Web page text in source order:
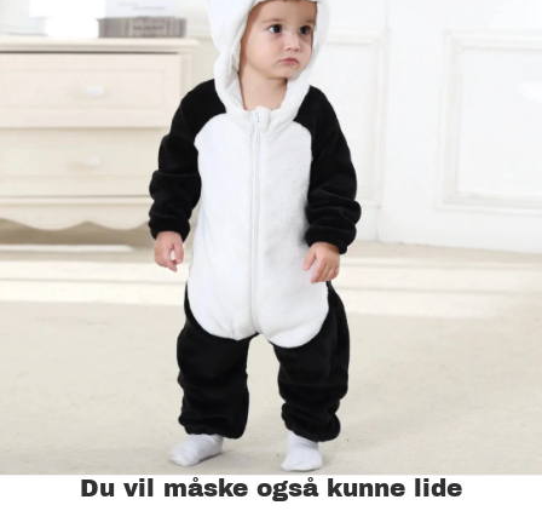
Du vil måske også kunne lide